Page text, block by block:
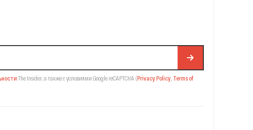
The Insider, а также с условиями Google reCAPTCHA (Privacy Policy, Terms of